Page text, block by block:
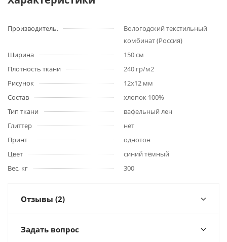
Производитель.
Вологодский текстильный
комбинат (Россия)
Ширина
150 см
Плотность ткани
240 гр/м2
Рисунок
12х12 мм
Состав
хлопок 100%
Тип ткани
вафельный лен
Глиттер
нет
Принт
однотон
Цвет
синий тёмный
Вес, кг
300
Отзывы (2)
Задать вопрос